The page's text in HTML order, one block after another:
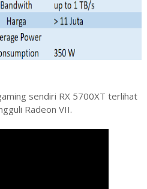
sendiri RX 5700XT terlihat
Radeon VII.